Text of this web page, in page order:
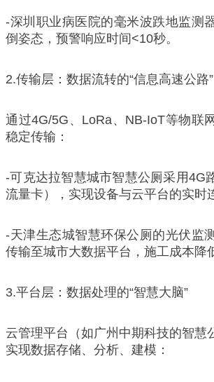
-深圳职业病医院的毫米波跌地监测
倒姿态，预警响应时间<10秒。
2.传输层：数据流转的“信息高速公路”
通过4G/5G、LoRa、NB-IoT等物联
稳定传输：
-可克达拉智慧城市智慧公厕采用4G
流量卡），实现设备与云平台的实时
-天津生态城智慧环保公厕的光伏监
传输至城市大数据平台，施工成本降
3.平台层：数据处理的“智慧大脑”
云管理平台（如广州中期科技的智慧
实现数据存储、分析、建模：